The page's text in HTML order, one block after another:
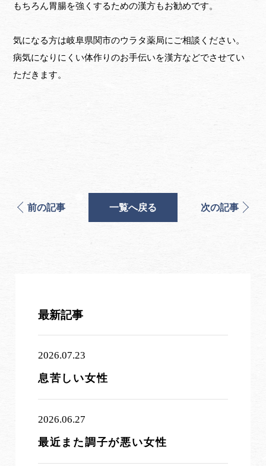
もちろん胃腸を強くするための漢方もお勧めです。
気になる方は岐阜県関市のウラタ薬局にご相談ください。
病気になりにくい体作りのお手伝いを漢方などでさせてい
ただきます。
前の記事 一覧へ戻る 次の記事
最新記事
2026.07.23
息苦しい女性
2026.06.27
最近また調子が悪い女性